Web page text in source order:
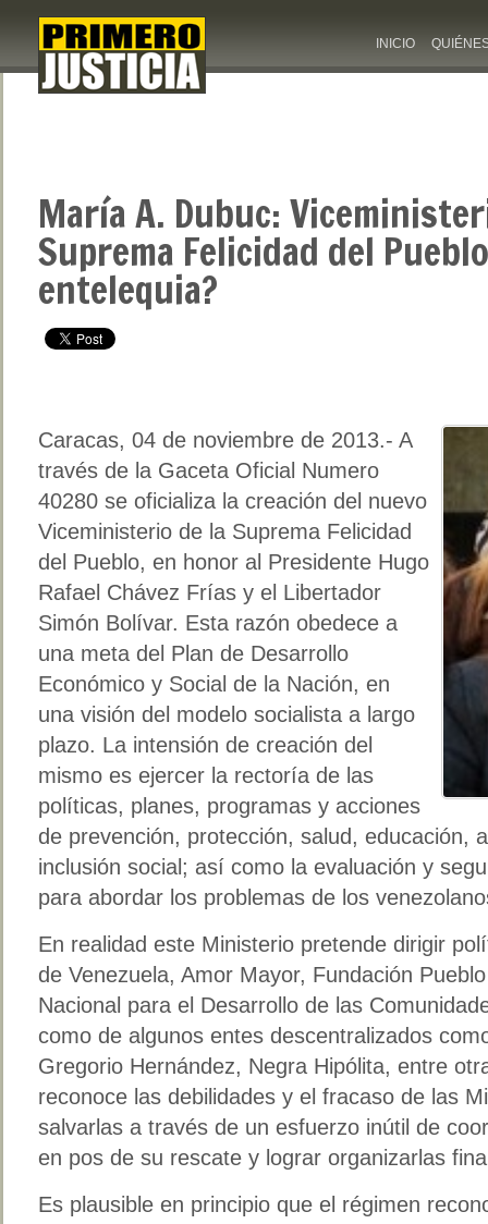
INICIO
María A. Dubuc:
Suprema Felicidad del
entelequia?
Caracas, 04 de noviembre de 2013.- A
través de la Gaceta Oficial Numero
40280 se oficializa la creación del nuevo
Viceministerio de la Suprema Felicidad
del Pueblo, en honor al Presidente Hugo
Rafael Chávez Frías y el Libertador
Simón Bolívar. Esta razón obedece a
una meta del Plan de Desarrollo
Económico y Social de la Nación, en
una visión del modelo socialista a largo
plazo. La intensión de creación del
mismo es ejercer la rectoría de las
políticas, planes, programas y acciones
de prevención, protección, salud, educación,
inclusión social; así como la evaluación y
para abordar los problemas de los
En realidad este Ministerio pretende dirigir
de Venezuela, Amor Mayor, Fundación
Nacional para el Desarrollo de las
como de algunos entes descentralizados
Gregorio Hernández, Negra Hipólita, entre
reconoce las debilidades y el fracaso de las
salvarlas a través de un esfuerzo inútil de
en pos de su rescate y lograr organizarlas
Es plausible en principio que el régimen